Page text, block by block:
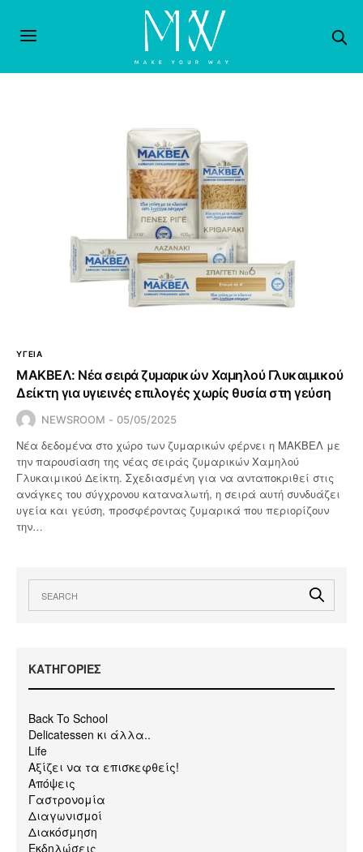
ΥΓΕΙΑ
ΜΑΚΒΕΛ: Νέα σειρά ζυμαρικών Χαμηλού Γλυκαιμικού
Δείκτη για υγιεινές επιλογές χωρίς θυσία στη γεύση
NEWSROOM 05/05/2025
Νέα δεδομένα στο χώρο των ζυμαρικών φέρνει η ΜΑΚΒΕΛ με
την παρουσίαση της νέας σειράς ζυμαρικών Χαμηλού
Γλυκαιμικού Δείκτη. Σχεδιασμένη για να ανταποκριθεί στις
ανάγκες του σύγχρονου καταναλωτή, η σειρά αυτή συνδυάζει
υγεία και γεύση, προσφέροντας ζυμαρικά που περιορίζουν
την…
KΑΤΗΓΟΡΙΕΣ
Back To School
Delicatessen κι άλλα..
Life
Αξίζει να τα επισκεφθείς!
Απόψεις
Γαστρονομία
Διαγωνισμοί
Διακόσμηση
Εκδηλώσεις